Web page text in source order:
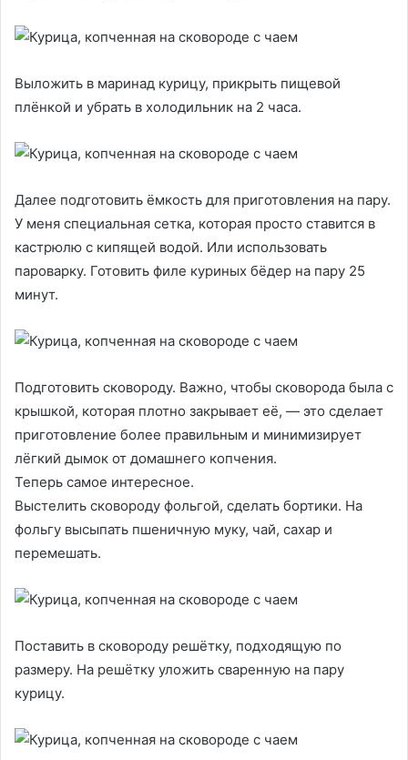
Выложить в маринад курицу, прикрыть пищевой
плёнкой и убрать в холодильник на 2 часа.
Далее подготовить ёмкость для приготовления на пару.
У меня специальная сетка, которая просто ставится в
кастрюлю с кипящей водой. Или использовать
пароварку. Готовить филе куриных бёдер на пару 25
минут.
Подготовить сковороду. Важно, чтобы сковорода была с
крышкой, которая плотно закрывает её, — это сделает
приготовление более правильным и минимизирует
лёгкий дымок от домашнего копчения.
Теперь самое интересное.
Выстелить сковороду фольгой, сделать бортики. На
фольгу высыпать пшеничную муку, чай, сахар и
перемешать.
Поставить в сковороду решётку, подходящую по
размеру. На решётку уложить сваренную на пару
курицу.